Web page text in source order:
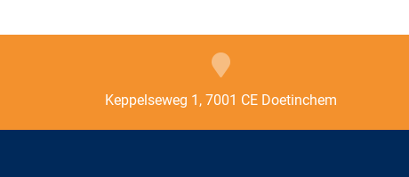
Keppelseweg 1, 7001 CE Doetinchem